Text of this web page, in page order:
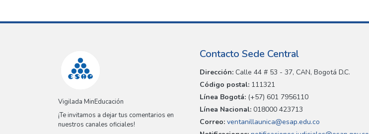
Vigilada MinEducación
¡Te invitamos a dejar tus comentarios en
nuestros canales oficiales!
Contacto Sede Central
Dirección: Calle 44 # 53 - 37, CAN, Bogotá D.C.
Código postal: 111321
Línea Bogotá: (+57) 601 7956110
Línea Nacional: 018000 423713
Correo: ventanillaunica@esap.edu.co